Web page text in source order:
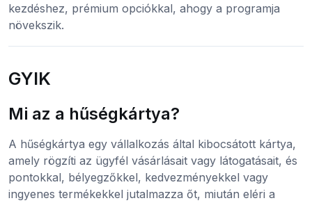
kezdéshez, prémium opciókkal, ahogy a programja
növekszik.
GYIK
Mi az a hűségkártya?
A hűségkártya egy vállalkozás által kibocsátott kártya,
amely rögzíti az ügyfél vásárlásait vagy látogatásait, és
pontokkal, bélyegzőkkel, kedvezményekkel vagy
ingyenes termékekkel jutalmazza őt, miután eléri a